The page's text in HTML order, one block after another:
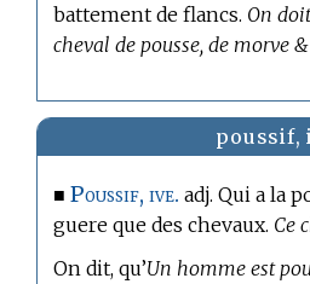
battement de flancs. On
cheval de pousse, de morve
poussif,
■Poussif, ive. adj. Qui a la
guere que des chevaux. Ce
On dit, qu’Un homme est